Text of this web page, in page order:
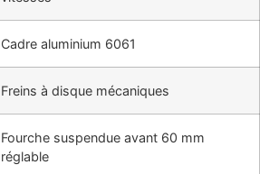
Cadre aluminium 6061
Freins à disque mécaniques
Fourche suspendue avant 60 mm
réglable